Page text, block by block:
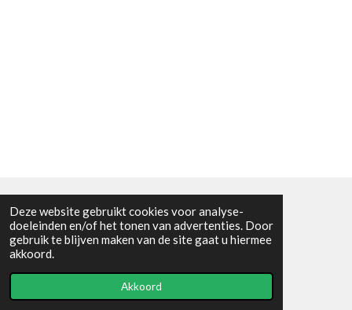
Deze website gebruikt cookies voor analyse-
doeleinden en/of het tonen van advertenties. Door
gebruik te blijven maken van de site gaat u hiermee
akkoord.
Akkoord
Algemene voorwaarden
© 2021 - RC en mineralenshop Het vlinderpad